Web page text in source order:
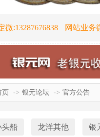
微:13287676838 网站业务
银元论坛 官方公告
头船 龙洋其他 银